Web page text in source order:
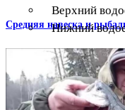
Верхний
Нижний
Услуги
Беседки
Гостиница
Средняя навеска и